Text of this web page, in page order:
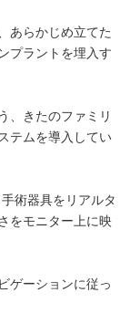
あらかじめ立てた
プラントを埋入す
、きたのファミリ
テムを導入してい
術器具をリアルタ
をモニター上に映
ゲーションに従っ